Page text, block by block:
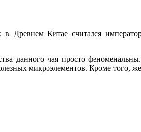
Китае считался
данного чая просто феноменальны.
микроэлементов. Кроме того,